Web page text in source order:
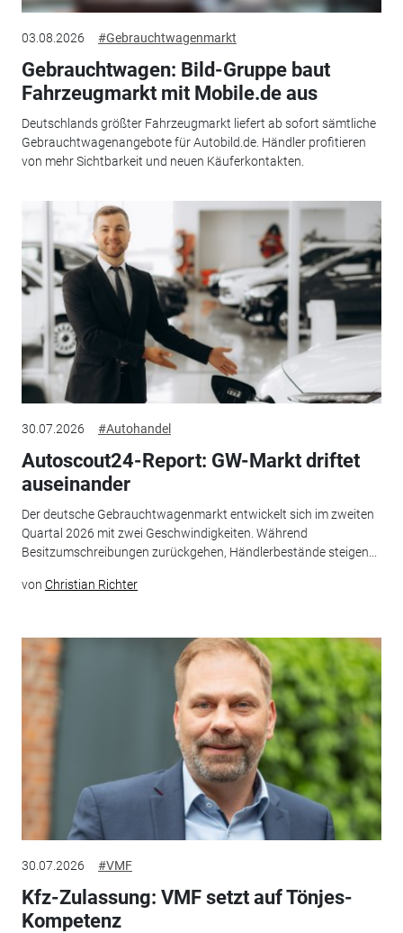
03.08.2026 #Gebrauchtwagenmarkt
Gebrauchtwagen: Bild-Gruppe baut
Fahrzeugmarkt mit Mobile.de aus
Deutschlands größter Fahrzeugmarkt liefert ab sofort sämtliche
Gebrauchtwagenangebote für Autobild.de. Händler profitieren
von mehr Sichtbarkeit und neuen Käuferkontakten.
30.07.2026 #Autohandel
Autoscout24-Report: GW-Markt driftet
auseinander
Der deutsche Gebrauchtwagenmarkt entwickelt sich im zweiten
Quartal 2026 mit zwei Geschwindigkeiten. Während
Besitzumschreibungen zurückgehen, Händlerbestände steigen...
von Christian Richter
30.07.2026 #VMF
Kfz-Zulassung: VMF setzt auf Tönjes-
Kompetenz